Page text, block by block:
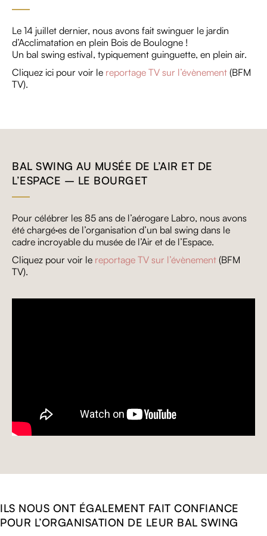
Le 14 juillet dernier, nous avons fait swinguer le jardin
d’Acclimatation en plein Bois de Boulogne !
Un bal swing estival, typiquement guinguette, en plein air.
Cliquez ici pour voir le reportage TV sur l’évènement (BFM
TV).
BAL SWING AU MUSÉE DE L’AIR ET DE
L’ESPACE – LE BOURGET
Pour célébrer les 85 ans de l’aérogare Labro, nous avons
été chargé·es de l’organisation d’un bal swing dans le
cadre incroyable du musée de l’Air et de l’Espace.
Cliquez pour voir le reportage TV sur l’évènement (BFM
TV).
ILS NOUS ONT ÉGALEMENT FAIT CONFIANCE
POUR L’ORGANISATION DE LEUR BAL SWING